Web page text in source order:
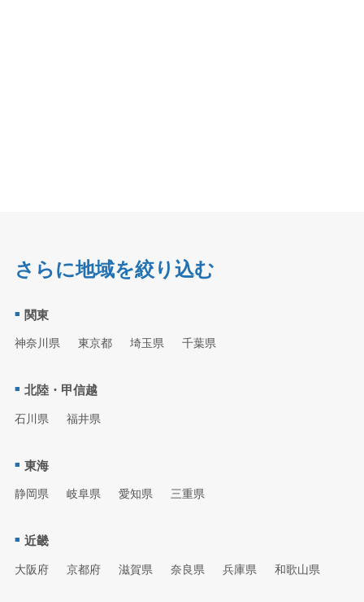
さらに地域を絞り込む
関東
神奈川県 東京都 埼玉県 千葉県
北陸・甲信越
石川県 福井県
東海
静岡県 岐阜県 愛知県 三重県
近畿
大阪府 京都府 滋賀県 奈良県 兵庫県 和歌山県